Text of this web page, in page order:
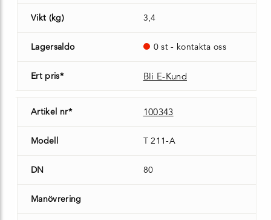
Vikt (kg) 3,4
Lagersaldo 0 st - kontakta oss
Ert pris* Bli E-Kund
Artikel nr* 100343
Modell T 211-A
DN 80
Manövrering